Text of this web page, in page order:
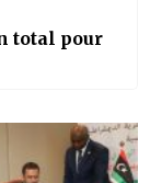
total pour